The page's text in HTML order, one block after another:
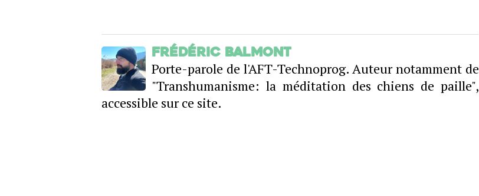
Frédéric Balmont
Porte-parole de l'AFT-Technoprog. Auteur notamment de
"Transhumanisme: la méditation des chiens de paille",
accessible sur ce site.